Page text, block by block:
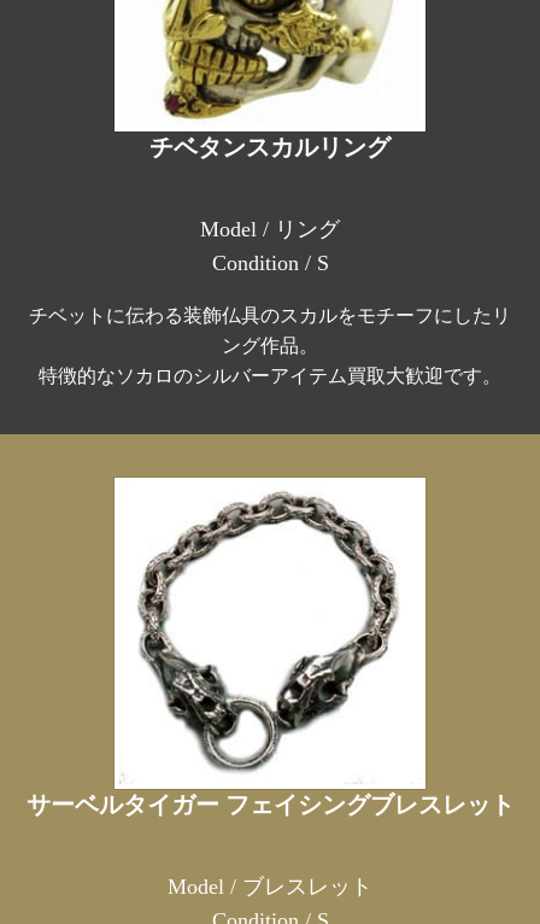
チベタンスカルリング
Model / リング
Condition / S
チベットに伝わる装飾仏具のスカルをモチーフにしたリ
ング作品。
特徴的なソカロのシルバーアイテム買取大歓迎です。
サーベルタイガー フェイシングブレスレット
Model / ブレスレット